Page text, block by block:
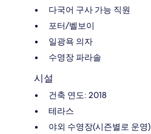
다국어 구사 가능 직원
포터/벨보이
일광욕 의자
수영장 파라솔
시설
건축 연도: 2018
테라스
야외 수영장(시즌별로 운영)